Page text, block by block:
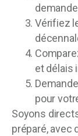
Vérifiez
et délais
pour
Soyons
préparé, avec